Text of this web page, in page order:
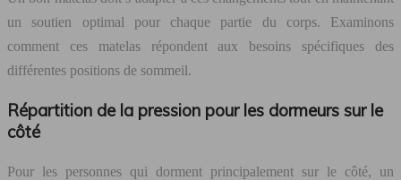
un soutien optimal pour chaque partie du corps. Examinons
comment ces matelas répondent aux besoins spécifiques des
différentes positions de sommeil.
Répartition de la pression pour les dormeurs sur le
côté
Pour les personnes qui dorment principalement sur le côté, un